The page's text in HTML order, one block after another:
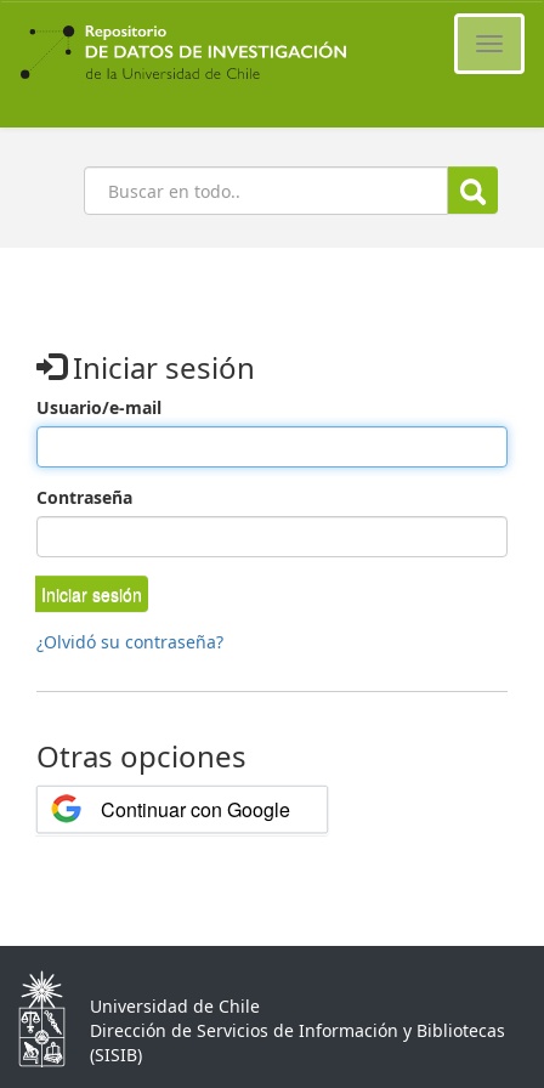
Ir
contenido
principal
Buscar
Iniciar sesión
Usuario/e-mail
Contraseña
Iniciar sesión
¿Olvidó su contraseña?
Otras opciones
Continuar con Google
Universidad de Chile
Dirección de Servicios de Información y Bibliotecas
(SISIB)